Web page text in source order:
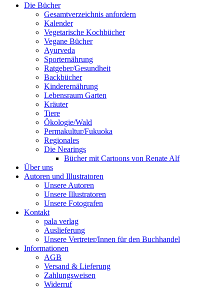
Die Bücher
Gesamtverzeichnis anfordern
Kalender
Vegetarische Kochbücher
Vegane Bücher
Ayurveda
Sporternährung
Ratgeber/Gesundheit
Backbücher
Kinderernährung
Lebensraum Garten
Kräuter
Tiere
Ökologie/Wald
Permakultur/Fukuoka
Regionales
Die Nearings
Bücher mit Cartoons von Renate Alf
Über uns
Autoren und Illustratoren
Unsere Autoren
Unsere Illustratoren
Unsere Fotografen
Kontakt
pala verlag
Auslieferung
Unsere Vertreter/Innen für den Buchhandel
Informationen
AGB
Versand & Lieferung
Zahlungsweisen
Widerruf